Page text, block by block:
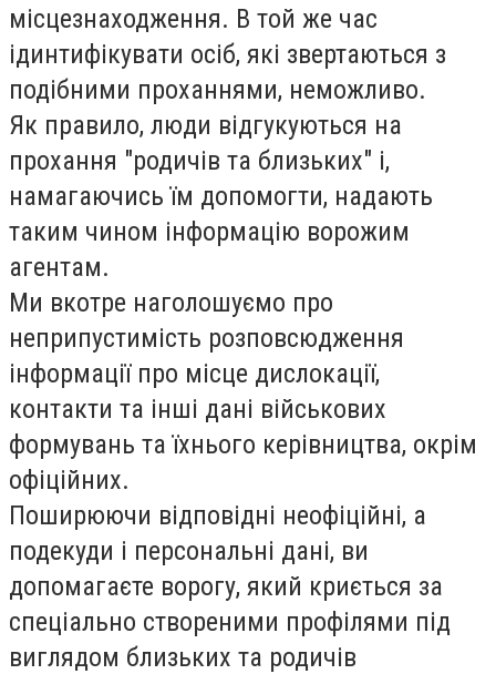
місцезнаходження. В той же час
ідинтифікувати осіб, які звертаються з
подібними проханнями, неможливо.
Як правило, люди відгукуються на
прохання "родичів та близьких" і,
намагаючись їм допомогти, надають
таким чином інформацію ворожим
агентам.
Ми вкотре наголошуємо про
неприпустимість розповсюдження
інформації про місце дислокації,
контакти та інші дані військових
формувань та їхнього керівництва, окрім
офіційних.
Поширюючи відповідні неофіційні, а
подекуди і персональні дані, ви
допомагаєте ворогу, який криється за
спеціально створеними профілями під
виглядом близьких та родичів